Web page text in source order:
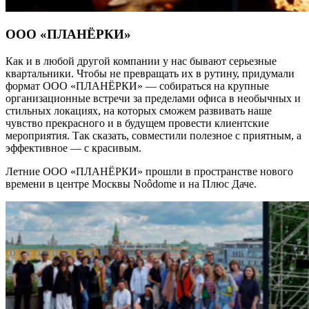
ООО «ПЛАНЁРКИ»
Как и в любой другой компании у нас бывают серьезные
квартальники. Чтобы не превращать их в рутину, придумали
формат ООО «ПЛАНЁРКИ» — собираться на крупные
организационные встречи за пределами офиса в необычных и
стильных локациях, на которых сможем развивать наше
чувство прекрасного и в будущем провести клиентские
мероприятия. Так сказать, совместили полезное с приятным, а
эффективное — с красивым.
Летние ООО «ПЛАНЁРКИ» прошли в пространстве нового
времени в центре Москвы Noôdome и на Плюс Даче.